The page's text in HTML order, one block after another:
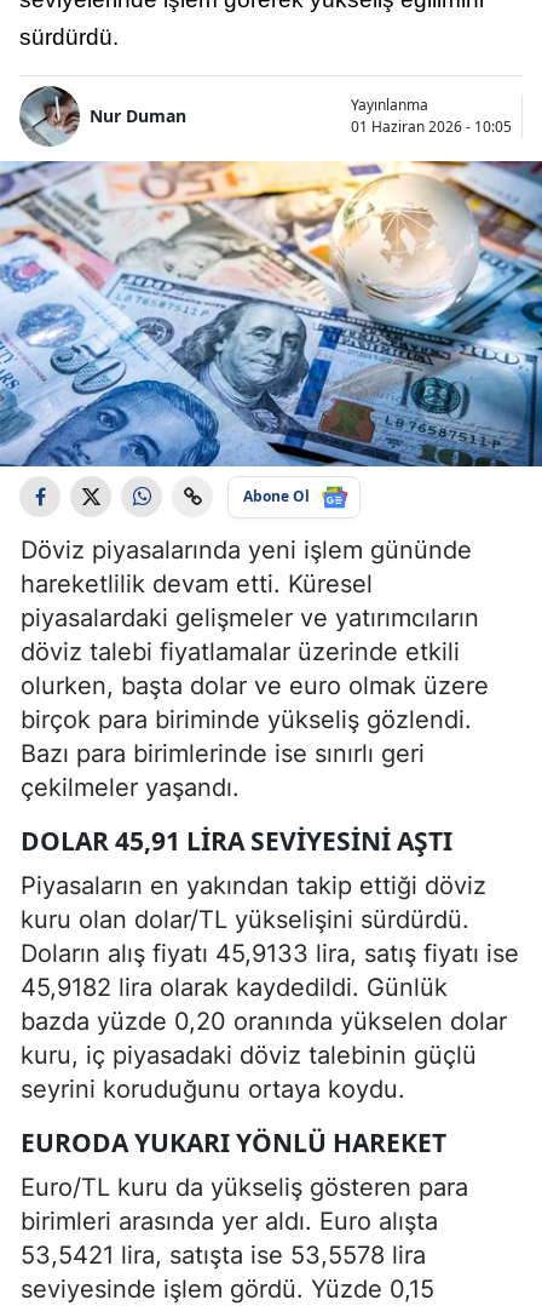
sürdürdü.
Nur Duman
Yayınlanma
01 Haziran 2026 - 10:05
Abone Ol
Döviz piyasalarında yeni işlem gününde
hareketlilik devam etti. Küresel
piyasalardaki gelişmeler ve yatırımcıların
döviz talebi fiyatlamalar üzerinde etkili
olurken, başta dolar ve euro olmak üzere
birçok para biriminde yükseliş gözlendi.
Bazı para birimlerinde ise sınırlı geri
çekilmeler yaşandı.
DOLAR 45,91 LIRA SEVIYESINI AŞTI
Piyasaların en yakından takip ettiği döviz
kuru olan dolar/TL yükselişini sürdürdü.
Doların alış fiyatı 45,9133 lira, satış fiyatı ise
45,9182 lira olarak kaydedildi. Günlük
bazda yüzde 0,20 oranında yükselen dolar
kuru, iç piyasadaki döviz talebinin güçlü
seyrini koruduğunu ortaya koydu.
EURODA YUKARI YÖNLÜ HAREKET
Euro/TL kuru da yükseliş gösteren para
birimleri arasında yer aldı. Euro alışta
53,5421 lira, satışta ise 53,5578 lira
seviyesinde işlem gördü. Yüzde 0,15